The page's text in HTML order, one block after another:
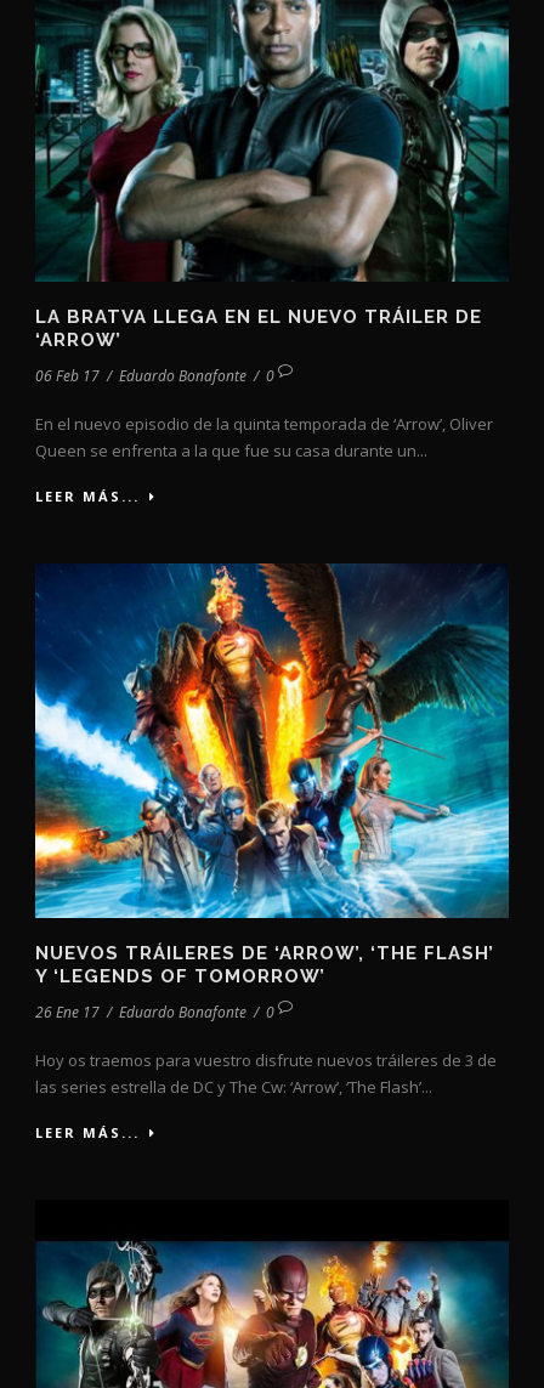
LA BRATVA LLEGA EN EL NUEVO TRÁILER DE
‘ARROW’
06 Feb 17 / Eduardo Bonafonte / 0
En el nuevo episodio de la quinta temporada de ‘Arrow’, Oliver
Queen se enfrenta a la que fue su casa durante un...
LEER MÁS...
NUEVOS TRÁILERES DE ‘ARROW’, ‘THE FLASH’
Y ‘LEGENDS OF TOMORROW’
26 Ene 17 / Eduardo Bonafonte / 0
Hoy os traemos para vuestro disfrute nuevos tráileres de 3 de
las series estrella de DC y The Cw: ‘Arrow’, ‘The Flash’...
LEER MÁS...